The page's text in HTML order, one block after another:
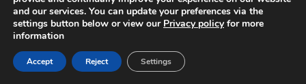
and our services. You can update your preferences via the
settings button below or view our Privacy policyfor more
information
Accept Reject Settings